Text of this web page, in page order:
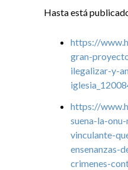
Hasta está
https://
gran-
ilegalizar-y-
https://
suena-la-
vinculante-
ensenanzas-
crimenes-